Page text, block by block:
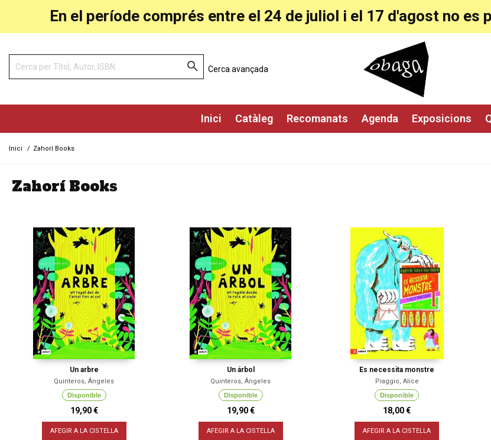
En el període comprés entre el 24 de juliol i el 17 d'agost no es
Inici Catàleg Recomanats Agenda Exposicions
Cerca avançada
Inici / Zahorí Books
Zahorí Books
Un arbre
Quinteros, Ángeles
Disponible
19,90 €
AFEGIR A LA CISTELLA
Un árbol
Quinteros, Ángeles
Disponible
19,90 €
AFEGIR A LA CISTELLA
Es necessita monstre
Piaggio, Alice
Disponible
18,00 €
AFEGIR A LA CISTELLA